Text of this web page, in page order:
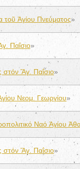
τοῦ Ἁγίου Πνεύματος»
Παΐσιο»
στόν Ἅγ. Παΐσιο»
Νεομ. Γεωργίου»
Ναό Ἁγίου
στόν Ἅγ. Παΐσιο»